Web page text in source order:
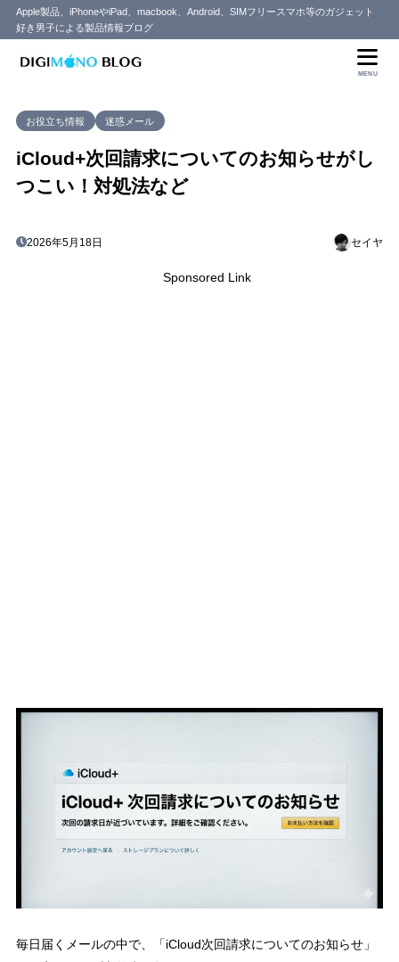
Apple製品、iPhoneやiPad、macbook、Android、SIMフリースマホ等のガジェット
好き男子による製品情報ブログ
MENU
お役立ち情報 迷惑メール
iCloud+次回請求についてのお知らせがし
つこい！対処法など
2026年5月18日 セイヤ
Sponsored Link
毎日届くメールの中で、「iCloud次回請求についてのお知らせ」